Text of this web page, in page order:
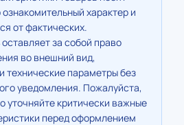
характер и
от фактических.
за собой право
во внешний вид,
технические параметры без
уведомления. Пожалуйста,
уточняйте критически важные
перед оформлением